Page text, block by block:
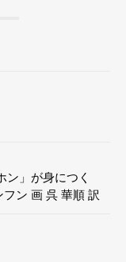
ン」が身につく
ン 画 呉 華順 訳